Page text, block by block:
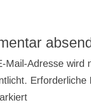
Mail-Adresse wird
Erforderliche